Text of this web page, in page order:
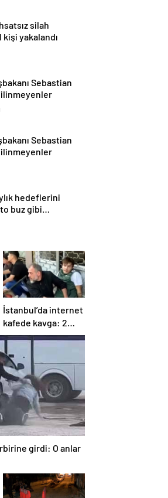
silah
yakalandı
Sebastian
Sebastian
hedeflerini
buz gibi…
İstanbul’da internet
kafede kavga: 2
yaralı
girdi: O anlar